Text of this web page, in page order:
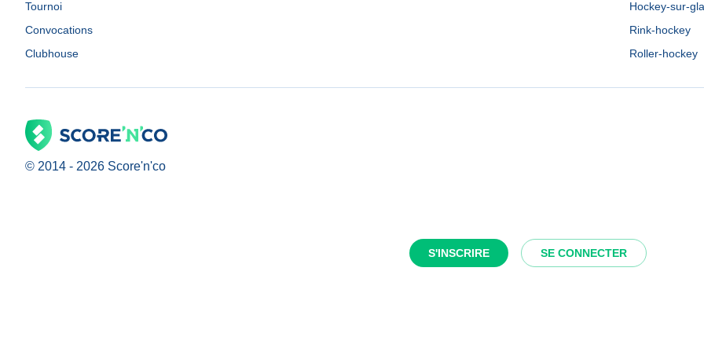
S'INSCRIRE SE CONNECTER
Tournoi
Convocations
Clubhouse
Hockey-sur-
Rink-hockey
Roller-hockey
© 2014 - 2026 Score'n'co